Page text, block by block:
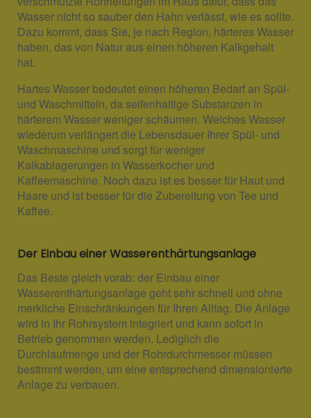
Wasser nicht so sauber den Hahn verlässt, wie es sollte.
Dazu kommt, dass Sie, je nach Region, härteres Wasser
haben, das von Natur aus einen höheren Kalkgehalt
hat.
Hartes Wasser bedeutet einen höheren Bedarf an Spül-
und Waschmitteln, da seifenhaltige Substanzen in
härterem Wasser weniger schäumen. Weiches Wasser
wiederum verlängert die Lebensdauer Ihrer Spül- und
Waschmaschine und sorgt für weniger
Kalkablagerungen in Wasserkocher und
Kaffeemaschine. Noch dazu ist es besser für Haut und
Haare und ist besser für die Zubereitung von Tee und
Kaffee.
Der Einbau einer Wasserenthärtungsanlage
Das Beste gleich vorab: der Einbau einer
Wasserenthärtungsanlage geht sehr schnell und ohne
merkliche Einschränkungen für Ihren Alltag. Die Anlage
wird in Ihr Rohrsystem integriert und kann sofort in
Betrieb genommen werden. Lediglich die
Durchlaufmenge und der Rohrdurchmesser müssen
bestimmt werden, um eine entsprechend dimensionierte
Anlage zu verbauen.